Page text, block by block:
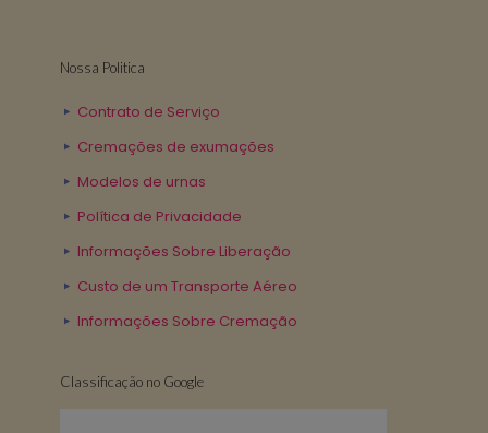
Nossa Politica
Contrato de Serviço
Cremações de exumações
Modelos de urnas
Política de Privacidade
Informações Sobre Liberação
Custo de um Transporte Aéreo
Informações Sobre Cremação
Classificação no Google